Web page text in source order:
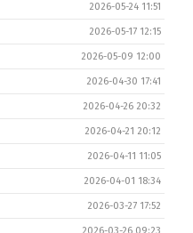
2026-05-24 11:51
2026-05-17 12:15
2026-05-09 12:00
2026-04-30 17:41
2026-04-26 20:32
2026-04-21 20:12
2026-04-11 11:05
2026-04-01 18:34
2026-03-27 17:52